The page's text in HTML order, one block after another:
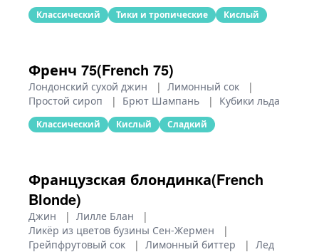
Классический Тики и тропические Кислый
Френч 75(French 75)
Лондонский сухой джин | Лимонный сок
|
Простой сироп
| Брют Шампань | Кубики льда
Классический Кислый Сладкий
Французская блондинка(French
Blonde)
Джин | Лилле Блан
|
Ликёр из цветов бузины Сен-Жермен
|
Грейпфрутовый сок
| Лимонный биттер | Лед